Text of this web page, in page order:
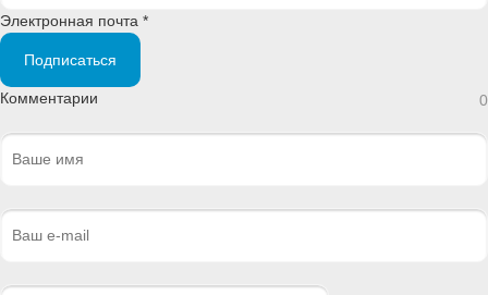
Электронная почта *
Подписаться
Комментарии 0